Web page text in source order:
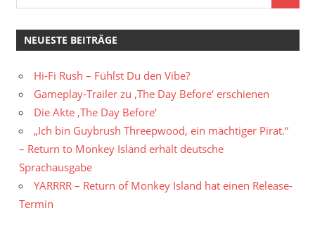
NEUESTE BEITRÄGE
Hi-Fi Rush – Fühlst Du den Vibe?
Gameplay-Trailer zu ‚The Day Before‘ erschienen
Die Akte ‚The Day Before‘
„Ich bin Guybrush Threepwood, ein mächtiger Pirat.“
– Return to Monkey Island erhält deutsche
Sprachausgabe
YARRRR – Return of Monkey Island hat einen Release-
Termin